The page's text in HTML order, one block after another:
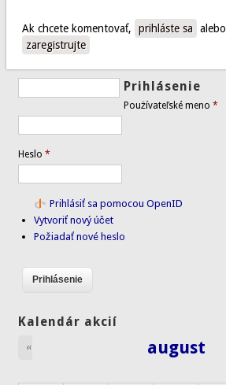
Ak chcete komentovať, prihláste sa
alebo
zaregistrujte
Prihlásenie
Používateľské meno*
Heslo*
Prihlásiť sa pomocou OpenID
Vytvoriť nový účet
Požiadať nové heslo
Kalendár akcií
august
«